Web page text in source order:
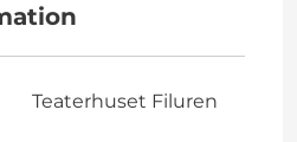
Teaterhuset Filuren